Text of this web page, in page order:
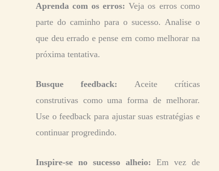
Aprenda com os erros: Veja os erros como
parte do caminho para o sucesso. Analise o
que deu errado e pense em como melhorar na
próxima tentativa.
Busque feedback: Aceite críticas
construtivas como uma forma de melhorar.
Use o feedback para ajustar suas estratégias e
continuar progredindo.
Inspire-se no sucesso alheio: Em vez de